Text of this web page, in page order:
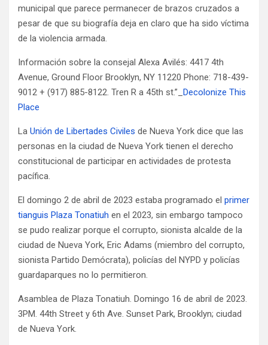
municipal que parece permanecer de brazos cruzados a
pesar de que su biografía deja en claro que ha sido víctima
de la violencia armada.
Información sobre la consejal Alexa Avilés: 4417 4th
Avenue, Ground Floor Brooklyn, NY 11220 Phone: 718-439-
9012 + (917) 885-8122. Tren R a 45th st.”_
Decolonize This
Place
La Unión de Libertades Civiles de Nueva York dice que las
personas en la ciudad de Nueva York tienen el derecho
constitucional de participar en actividades de protesta
pacífica.
El domingo 2 de abril de 2023 estaba programado el primer
tianguis Plaza Tonatiuh en el 2023, sin embargo tampoco
se pudo realizar porque el corrupto, sionista alcalde de la
ciudad de Nueva York, Eric Adams (miembro del corrupto,
sionista Partido Demócrata), policías del NYPD y policías
guardaparques no lo permitieron.
Asamblea de Plaza Tonatiuh. Domingo 16 de abril de 2023.
3PM. 44th Street y 6th Ave. Sunset Park, Brooklyn; ciudad
de Nueva York.